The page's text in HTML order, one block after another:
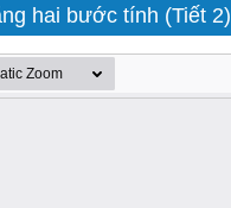
hai bước tính (Tiết 2)